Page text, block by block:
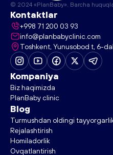
© 2024 «PlanBaby». Barcha
Kontaktlar
+998 71 200 03 93
info@planbabyclinic.com
Toshkent, Yunusobod t, 6-
Kompaniya
Biz haqimizda
PlanBaby clinic
Blog
Turmushdan oldingi
Rejalashtirish
Homiladorlik
Ovqatlantirish